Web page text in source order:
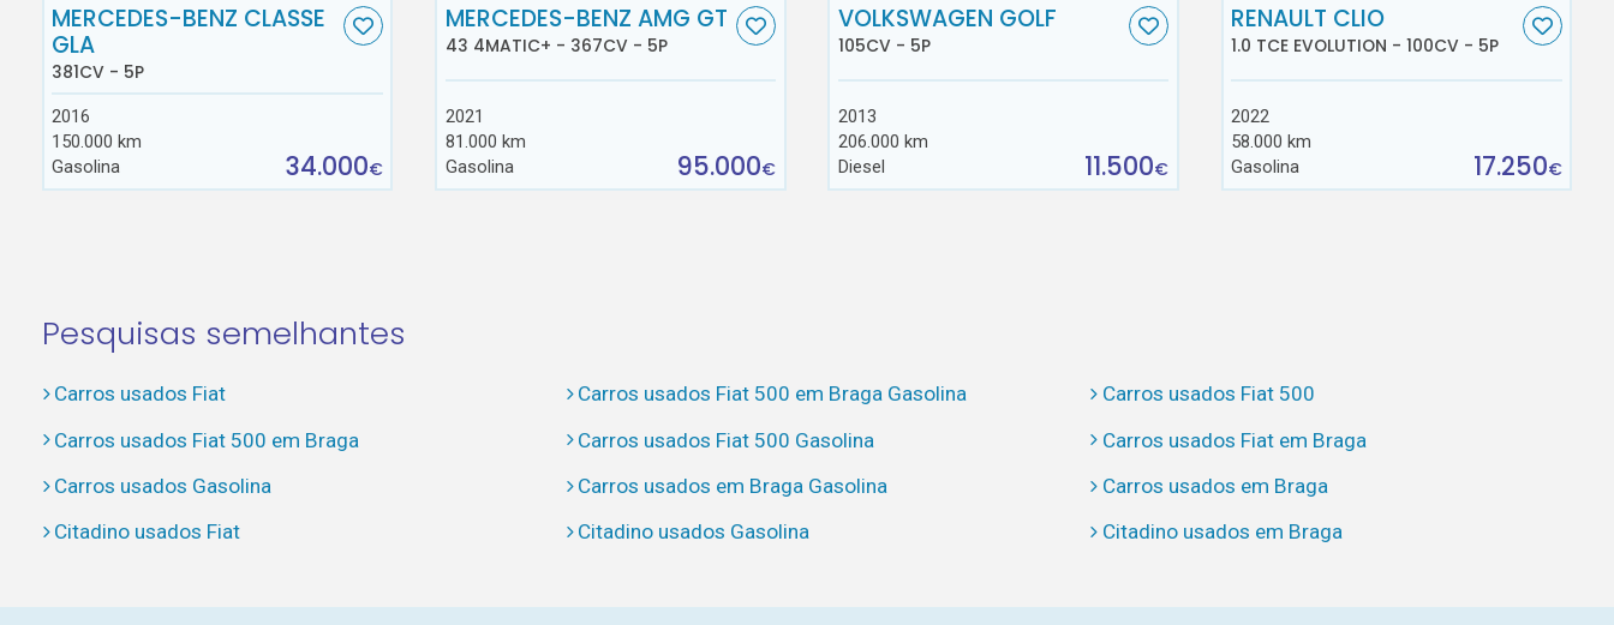
MERCEDES-BENZ CLASSE
GLA
381CV - 5P
2016
150.000 km
Gasolina
34.000€
MERCEDES-BENZ AMG GT
43 4MATIC+ - 367CV - 5P
2021
81.000 km
Gasolina
95.000€
VOLKSWAGEN GOLF
105CV - 5P
2013
206.000 km
Diesel
11.500€
RENAULT CLIO
1.0 TCE EVOLUTION - 100CV - 5P
2022
58.000 km
Gasolina
17.250€
Pesquisas semelhantes
Carros usados Fiat Carros usados Fiat 500 em Braga Gasolina
Carros usados Fiat 500
Carros usados Fiat 500 em Braga
Carros usados Fiat 500 Gasolina
Carros usados Fiat em Braga
Carros usados Gasolina
Carros usados em Braga Gasolina
Carros usados em Braga
Citadino usados Fiat
Citadino usados Gasolina Citadino usados em Braga